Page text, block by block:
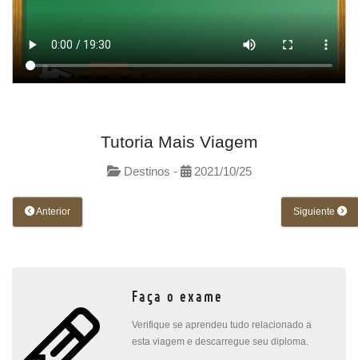
Tutoria Mais Viagem
Destinos - 2021/10/25
Anterior Siguiente
Faça o exame
Verifique se aprendeu tudo relacionado a
esta viagem e descarregue seu diploma.